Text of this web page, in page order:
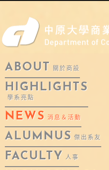
ABOUT 關於商設
HIGHLIGHTS
學系亮點
NEWS 消息＆活動
ALUMNUS 傑出系友
FACULTY 人事